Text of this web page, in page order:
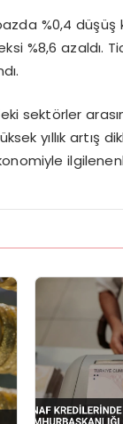
%0,4 düşüş
%8,6 azaldı.
sektörler
yıllık artış